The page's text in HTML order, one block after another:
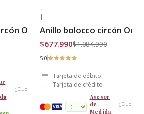
Oro 18k
¿Dudas?
Envío Gratis
|
Anillo bolocco circón Oro
$677.990$1.084.990
5.0
Tarjeta de débito
Tarjeta de crédito
VISA
Asesor
de
Medida
¿Dudas?